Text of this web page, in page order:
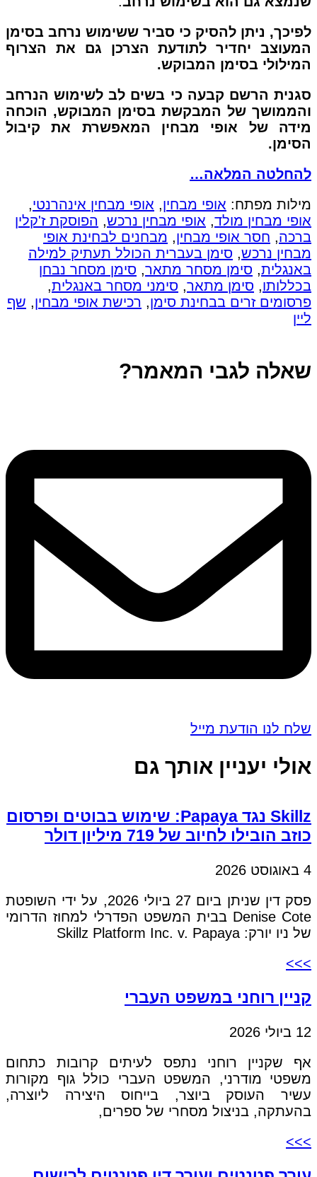
לפיכך, ניתן להסיק כי סביר ששימוש נרחב בסימן
המעוצב יחדיר לתודעת הצרכן גם את הצרוף
המילולי בסימן המבוקש.
סגנית הרשם קבעה כי בשים לב לשימוש הנרחב
והממושך של המבקשת בסימן המבוקש, הוכחה
מידה של אופי מבחין המאפשרת את קיבול
הסימן.
להחלטה המלאה…
מילות מפתח: אופי מבחין, אופי מבחין אינהרנטי,
אופי מבחין מולד, אופי מבחין נרכש, הפוסקת ז'קלין
ברכה, חסר אופי מבחין, מבחנים לבחינת אופי
מבחין נרכש, סימן בעברית הכולל תעתיק למילה
באנגלית, סימן מסחר מתאר, סימן מסחר נבחן
בכללותו, סימן מתאר, סימני מסחר באנגלית,
פרסומים זרים בבחינת סימן, רכישת אופי מבחין, שף
ליין
שאלה לגבי המאמר?
שלח לנו הודעת מייל
אולי יעניין אותך גם
Skillz נגד Papaya: שימוש בבוטים ופרסום
כוזב הובילו לחיוב של 719 מיליון דולר
4 באוגוסט 2026
פסק דין שניתן ביום 27 ביולי 2026, על ידי השופטת
Denise Cote בבית המשפט הפדרלי למחוז הדרומי
של ניו יורק: Skillz Platform Inc. v. Papaya
>>>
קניין רוחני במשפט העברי
12 ביולי 2026
אף שקניין רוחני נתפס לעיתים קרובות כתחום
משפטי מודרני, המשפט העברי כולל גוף מקורות
עשיר העוסק ביוצר, בייחוס היצירה ליוצרה,
בהעתקה, בניצול מסחרי של ספרים,
>>>